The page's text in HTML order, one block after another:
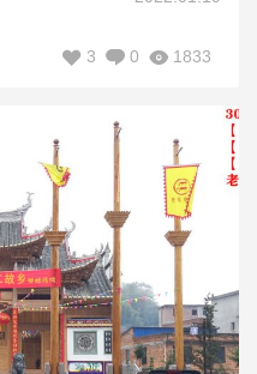
1833
0
3